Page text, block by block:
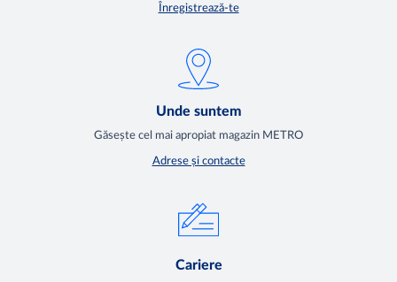
Înregistrează-te
Unde suntem
Găsește cel mai apropiat magazin METRO
Adrese și contacte
Cariere